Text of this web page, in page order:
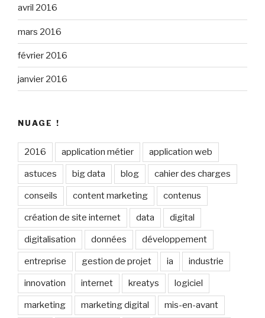
avril 2016
mars 2016
février 2016
janvier 2016
NUAGE !
2016 application métier application web
astuces big data blog cahier des charges
conseils content marketing contenus
création de site internet data digital
digitalisation données développement
entreprise gestion de projet ia industrie
innovation internet kreatys logiciel
marketing marketing digital mis-en-avant